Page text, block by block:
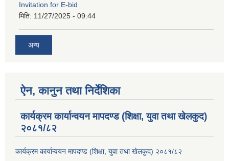
Invitation for E-bid
मिति: 11/27/2025 - 09:44
अन्य
ऐन, कानुन तथा निर्देशिका
कार्यक्रम कार्यान्वयन मापदण्ड (शिक्षा, युवा तथा खेलकुद)
२०८१/८२
कार्यक्रम कार्यान्वयन मापदण्ड (शिक्षा, युवा तथा खेलकुद) २०८१/८२